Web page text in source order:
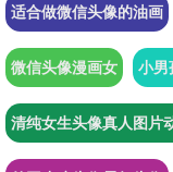
适合做微信头像的油画
微信头像漫画女 小男
清纯女生头像真人图片